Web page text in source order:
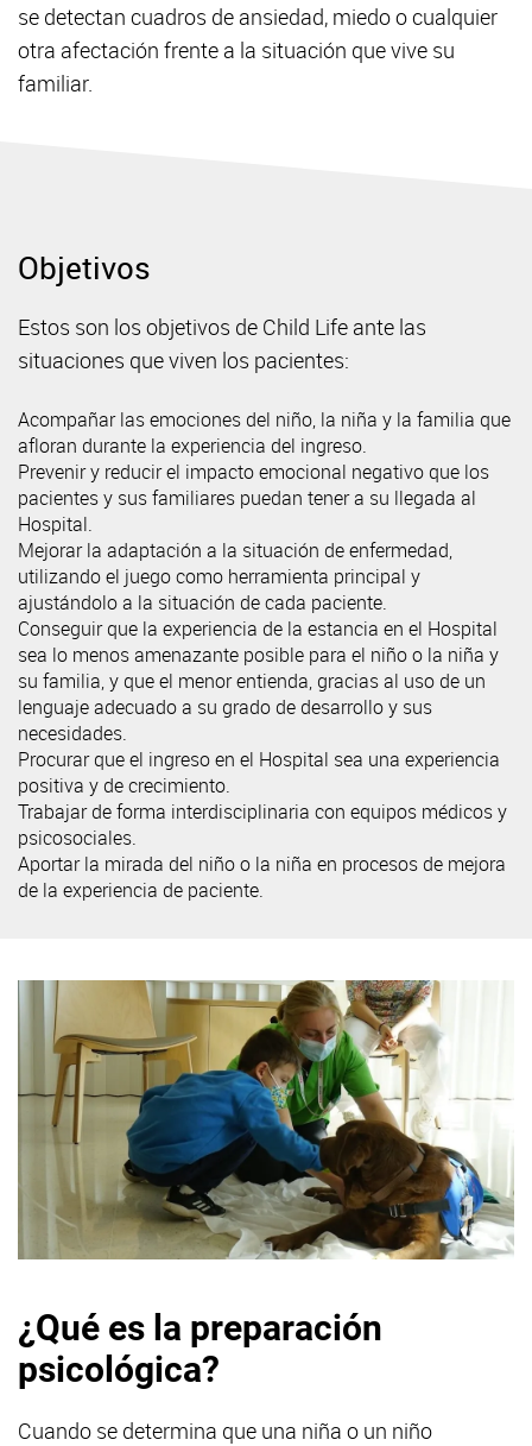
se detectan cuadros de ansiedad, miedo o cualquier
otra afectación frente a la situación que vive su
familiar.
Objetivos
Estos son los objetivos de Child Life ante las
situaciones que viven los pacientes:
Acompañar las emociones del niño, la niña y la familia que
afloran durante la experiencia del ingreso.
Prevenir y reducir el impacto emocional negativo que los
pacientes y sus familiares puedan tener a su llegada al
Hospital.
Mejorar la adaptación a la situación de enfermedad,
utilizando el juego como herramienta principal y
ajustándolo a la situación de cada paciente.
Conseguir que la experiencia de la estancia en el Hospital
sea lo menos amenazante posible para el niño o la niña y
su familia, y que el menor entienda, gracias al uso de un
lenguaje adecuado a su grado de desarrollo y sus
necesidades.
Procurar que el ingreso en el Hospital sea una experiencia
positiva y de crecimiento.
Trabajar de forma interdisciplinaria con equipos médicos y
psicosociales.
Aportar la mirada del niño o la niña en procesos de mejora
de la experiencia de paciente.
¿Qué es la preparación
psicológica?
Cuando se determina que una niña o un niño